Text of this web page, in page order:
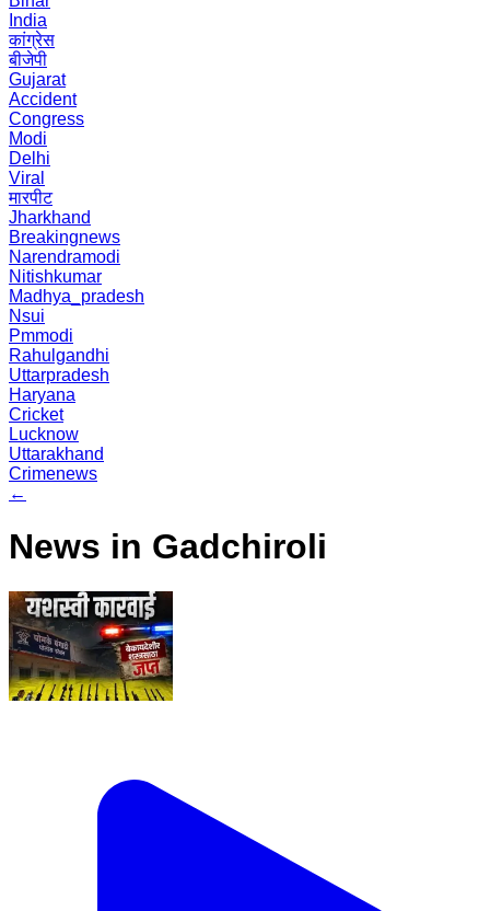
India
कांग्रेस
बीजेपी
Gujarat
Accident
Congress
Modi
Delhi
Viral
मारपीट
Jharkhand
Breakingnews
Narendramodi
Nitishkumar
Madhya_pradesh
Nsui
Pmmodi
Rahulgandhi
Uttarpradesh
Haryana
Cricket
Lucknow
Uttarakhand
Crimenews
←
News in Gadchiroli